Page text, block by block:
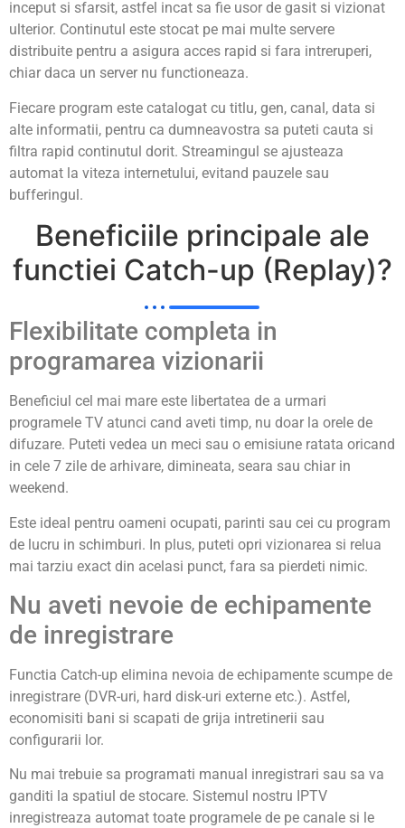
inceput si sfarsit, astfel incat sa fie usor de gasit si vizionat
ulterior. Continutul este stocat pe mai multe servere
distribuite pentru a asigura acces rapid si fara intreruperi,
chiar daca un server nu functioneaza.
Fiecare program este catalogat cu titlu, gen, canal, data si
alte informatii, pentru ca dumneavostra sa puteti cauta si
filtra rapid continutul dorit. Streamingul se ajusteaza
automat la viteza internetului, evitand pauzele sau
bufferingul.
Beneficiile principale ale
functiei Catch-up (Replay)?
Flexibilitate completa in
programarea vizionarii
Beneficiul cel mai mare este libertatea de a urmari
programele TV atunci cand aveti timp, nu doar la orele de
difuzare. Puteti vedea un meci sau o emisiune ratata oricand
in cele 7 zile de arhivare, dimineata, seara sau chiar in
weekend.
Este ideal pentru oameni ocupati, parinti sau cei cu program
de lucru in schimburi. In plus, puteti opri vizionarea si relua
mai tarziu exact din acelasi punct, fara sa pierdeti nimic.
Nu aveti nevoie de echipamente
de inregistrare
Functia Catch-up elimina nevoia de echipamente scumpe de
inregistrare (DVR-uri, hard disk-uri externe etc.). Astfel,
economisiti bani si scapati de grija intretinerii sau
configurarii lor.
Nu mai trebuie sa programati manual inregistrari sau sa va
ganditi la spatiul de stocare. Sistemul nostru IPTV
inregistreaza automat toate programele de pe canale si le